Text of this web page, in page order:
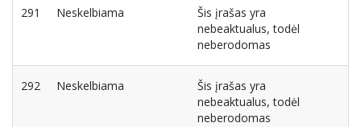
291 Neskelbiama
Šis įrašas yra
nebeaktualus, todėl
neberodomas
292 Neskelbiama
Šis įrašas yra
nebeaktualus, todėl
neberodomas